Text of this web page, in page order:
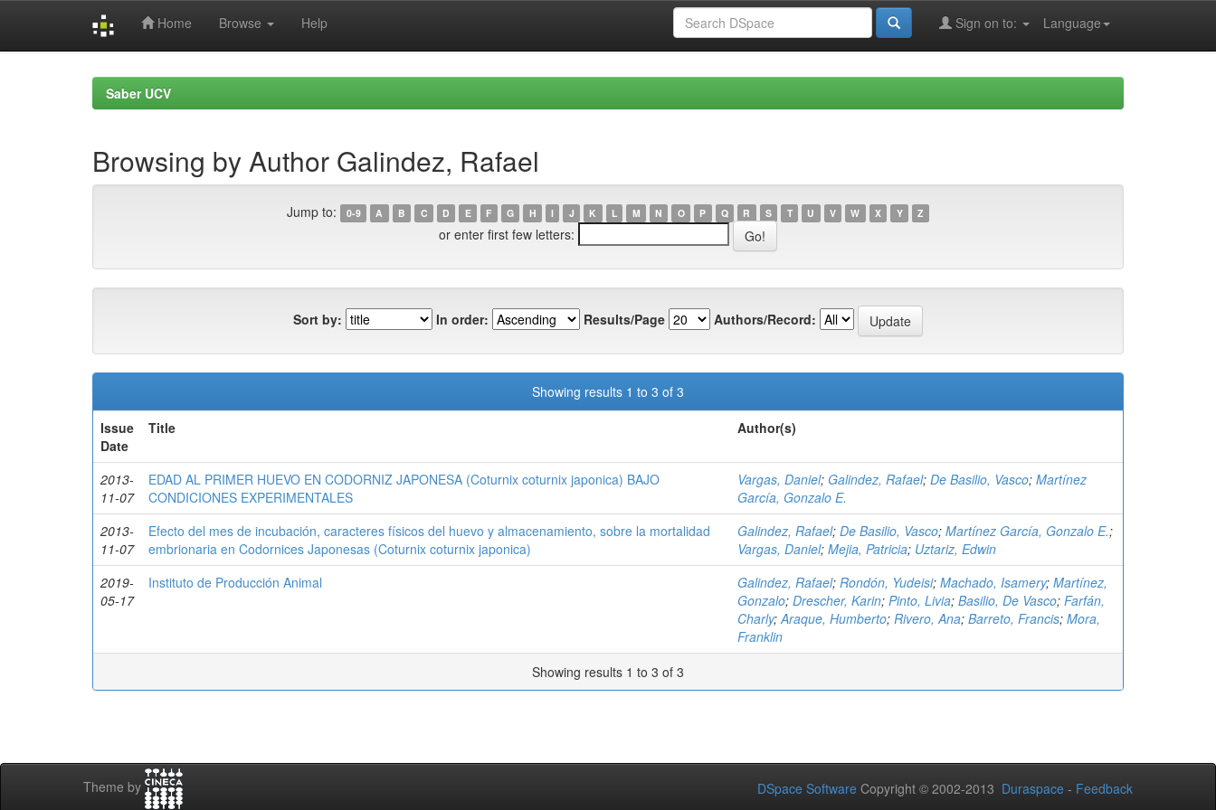
Home Browse Help Language
Sign on to:
Saber UCV
Browsing by Author Galindez, Rafael
Jump to: 0-9 A B C D E F G H I J K L M N O P Q R S T U V W X Y Z
or enter first few letters:
Sort by: In order: Results/Page Authors/Record:
Showing results 1 to 3 of 3
Issue
Date
Title Author(s)
2013-
11-07
EDAD AL PRIMER HUEVO EN CODORNIZ JAPONESA (Coturnix coturnix japonica) BAJO
CONDICIONES EXPERIMENTALES
Vargas, Daniel; Galindez, Rafael; De Basilio, Vasco; Martínez
García, Gonzalo E.
2013-
11-07
Efecto del mes de incubación, caracteres físicos del huevo y almacenamiento, sobre la mortalidad
embrionaria en Codornices Japonesas (Coturnix coturnix japonica)
Galindez, Rafael; De Basilio, Vasco; Martínez García, Gonzalo E.;
Vargas, Daniel; Mejia, Patricia; Uztariz, Edwin
2019-
05-17
Instituto de Producción Animal Galindez, Rafael; Rondón, Yudeisi; Machado, Isamery; Martínez,
Gonzalo; Drescher, Karin; Pinto, Livia; Basilio, De Vasco; Farfán,
Charly;Araque, Humberto; Rivero, Ana; Barreto, Francis; Mora,
Franklin
Showing results 1 to 3 of 3
Theme by DSpace Software Copyright © 2002-2013 Duraspace - Feedback